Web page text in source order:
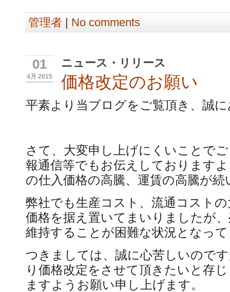
管理者 | No comments
01
4月 2015
ニュース・リリース
価格改定のお願い
平素より当ブログをご覧頂き、誠
さて、大変申し上げにくいことで
報通信等でもお伝えしております
の仕入価格の高騰、運賃の高騰が
弊社でも生産コスト、流通コスト
価格を据え置いてまいりましたが
維持することが困難な状況となっ
つきましては、誠に心苦しいので
り価格改定をさせて頂きたいと存
ますようお願い申し上げます。